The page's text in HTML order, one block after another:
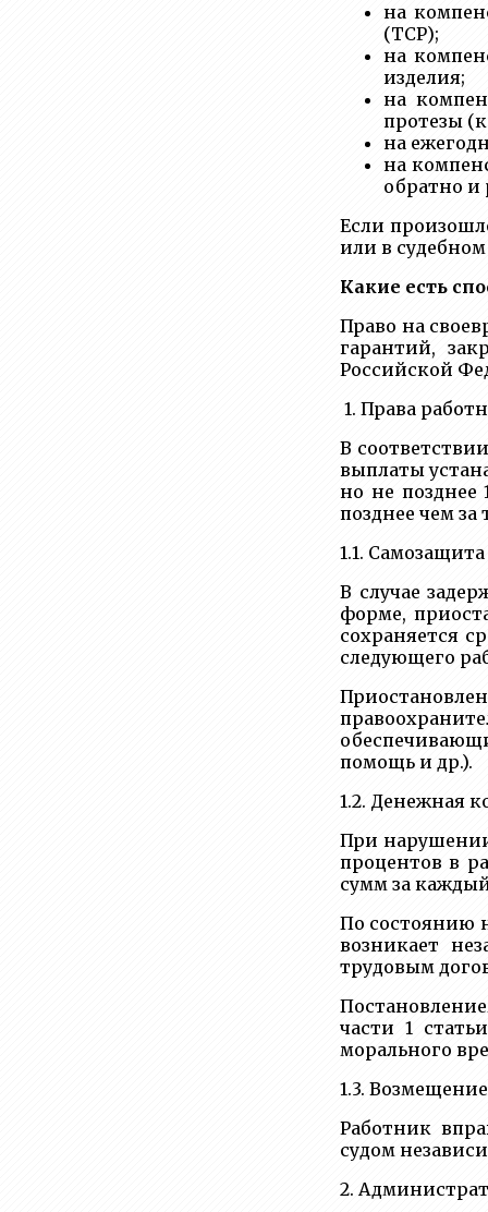
на
(ТСР);
на
изделия;
на
протезы
на
на
обратно и
Если
или в
Какие есть
Право на
гарантий,
Российской
1. Права
В
выплаты
но не позднее
позднее чем за
1.1.
В случае
форме,
сохраняется
следующего
помощь и др.).
1.2. Денежная
При нарушении
процентов в
сумм за
По состоянию
возникает
трудовым
части 1
морального
1.3.
Работник
судом
2.